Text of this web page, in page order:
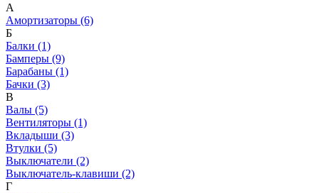
А
Амортизаторы (6)
Б
Балки (1)
Бамперы (9)
Барабаны (1)
Бачки (3)
В
Валы (5)
Вентиляторы (1)
Вкладыши (3)
Втулки (5)
Выключатели (2)
Выключатель-клавиши (2)
Г